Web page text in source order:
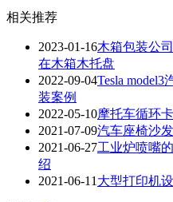
相关推荐
2023-01-16木箱包装公
在木箱木托盘
2022-09-04Tesla
装案例
2022-05-10摩托车循环
2021-07-09汽车座椅沙
2021-06-27工业炉喷嘴
绍
2021-06-11 大型打印机